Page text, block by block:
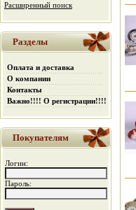
Расширенный поиск
Разделы
Оплата и доставка
О компании
Контакты
Важно!!!! О регистрации!!!!
Покупателям
Логин:
Пароль: